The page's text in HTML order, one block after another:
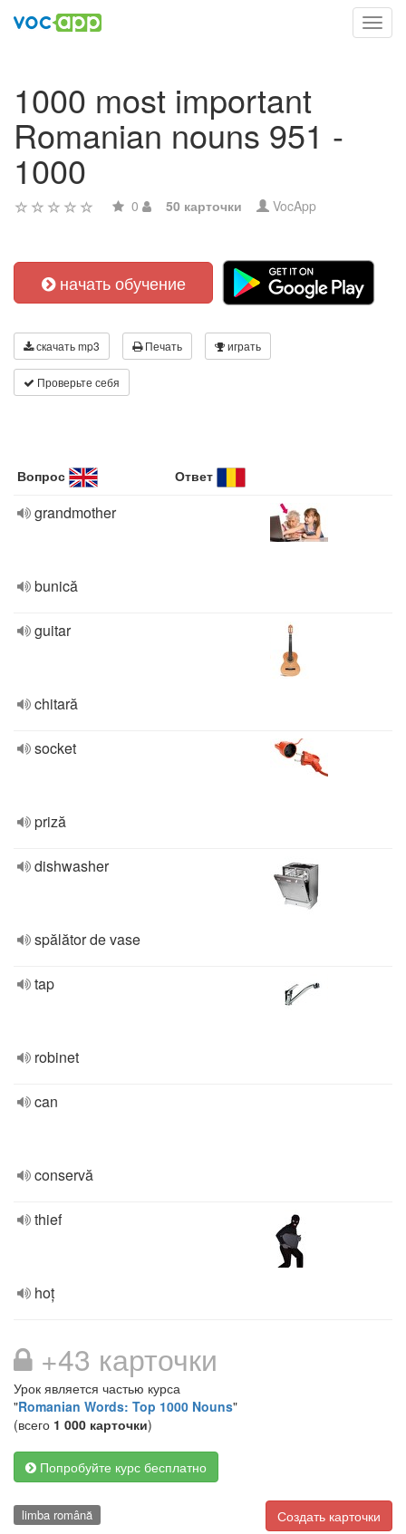
1000 most important
Romanian nouns 951 -
1000
0 50 карточки VocApp
начать обучение
скачать mp3 Печать играть
Проверьте себя
Вопрос Ответ
grandmother
bunică
guitar
chitară
socket
priză
dishwasher
spălător de vase
tap
robinet
can
conservă
thief
hoț
+43 карточки
Урок является частью курса
"Romanian Words: Top 1000 Nouns"
(всего 1 000 карточки)
Попробуйте курс бесплатно
Создать карточки
limba română